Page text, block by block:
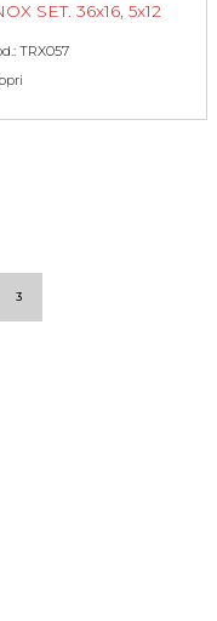
SET. 36x16, 5x12
TRX057
3